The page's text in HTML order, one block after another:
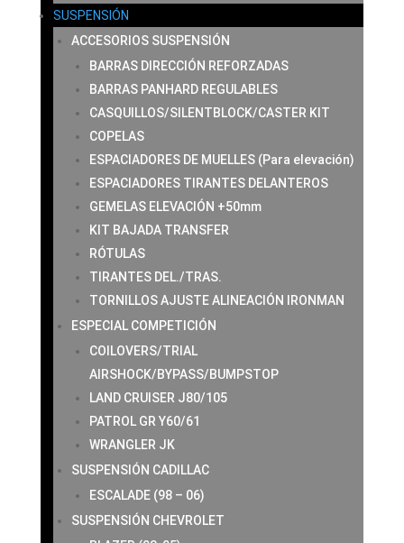
SUSPENSIÓN
ACCESORIOS SUSPENSIÓN
BARRAS DIRECCIÓN REFORZADAS
BARRAS PANHARD REGULABLES
CASQUILLOS/SILENTBLOCK/CASTER KIT
COPELAS
ESPACIADORES DE MUELLES (Para elevación)
ESPACIADORES TIRANTES DELANTEROS
GEMELAS ELEVACIÓN +50mm
KIT BAJADA TRANSFER
RÓTULAS
TIRANTES DEL./TRAS.
TORNILLOS AJUSTE ALINEACIÓN IRONMAN
ESPECIAL COMPETICIÓN
COILOVERS/TRIAL
AIRSHOCK/BYPASS/BUMPSTOP
LAND CRUISER J80/105
PATROL GR Y60/61
WRANGLER JK
SUSPENSIÓN CADILLAC
ESCALADE (98 – 06)
SUSPENSIÓN CHEVROLET